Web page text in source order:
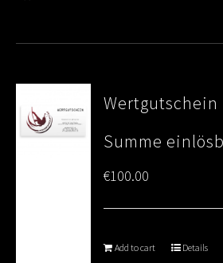
Wertgutschein
Summe
€100.00
Add to cart Details